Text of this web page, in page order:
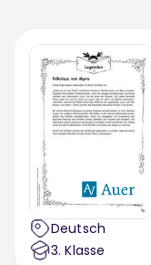
Deutsch
3. Klasse